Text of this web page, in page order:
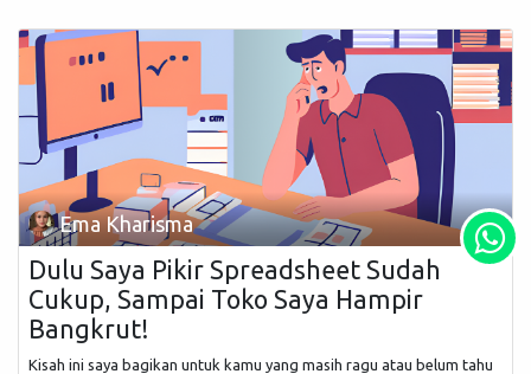
Ema Kharisma
Dulu Saya Pikir Spreadsheet Sudah
Cukup, Sampai Toko Saya Hampir
Bangkrut!
Kisah ini saya bagikan untuk kamu yang masih ragu atau belum tahu